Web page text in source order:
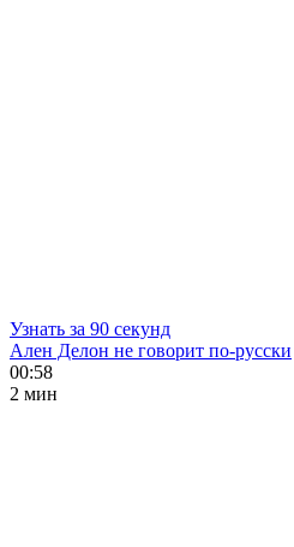
Узнать за 90 секунд
Ален Делон не говорит по-русски
00:58
2 мин